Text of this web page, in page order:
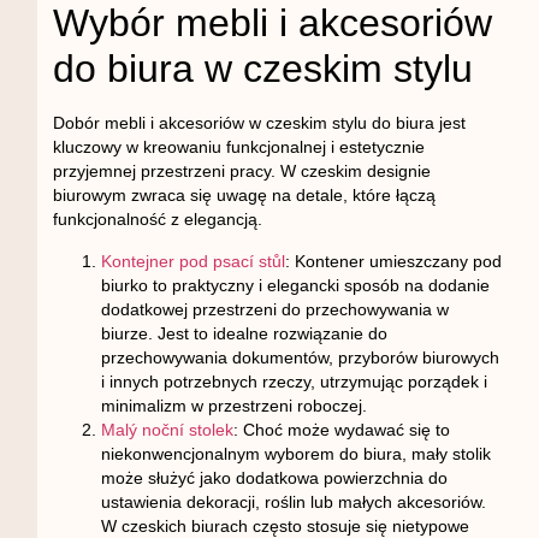
Wybór mebli i akcesoriów
do biura w czeskim stylu
Dobór mebli i akcesoriów w czeskim stylu do biura jest
kluczowy w kreowaniu funkcjonalnej i estetycznie
przyjemnej przestrzeni pracy. W czeskim designie
biurowym zwraca się uwagę na detale, które łączą
funkcjonalność z elegancją.
Kontejner pod psací stůl: Kontener umieszczany pod
biurko to praktyczny i elegancki sposób na dodanie
dodatkowej przestrzeni do przechowywania w
biurze. Jest to idealne rozwiązanie do
przechowywania dokumentów, przyborów biurowych
i innych potrzebnych rzeczy, utrzymując porządek i
minimalizm w przestrzeni roboczej.
Malý noční stolek: Choć może wydawać się to
niekonwencjonalnym wyborem do biura, mały stolik
może służyć jako dodatkowa powierzchnia do
ustawienia dekoracji, roślin lub małych akcesoriów.
W czeskich biurach często stosuje się nietypowe